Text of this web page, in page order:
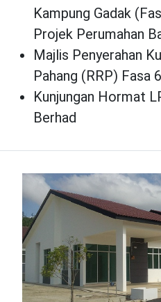
Kampung Gadak
Projek Perumahan
Majlis Penyerahan
Pahang (RRP) Fasa
Kunjungan Hormat
Berhad